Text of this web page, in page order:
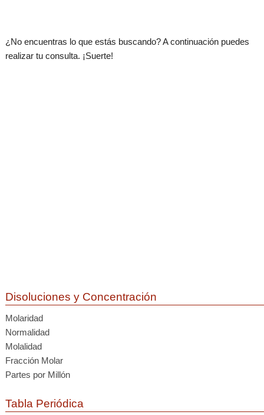
¿No encuentras lo que estás buscando? A continuación puedes
realizar tu consulta. ¡Suerte!
Disoluciones y Concentración
Molaridad
Normalidad
Molalidad
Fracción Molar
Partes por Millón
Tabla Periódica